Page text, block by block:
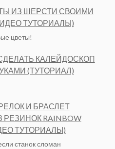
ИЗ ШЕРСТИ СВОИМИ
ТУТОРИАЛЫ)
цветы!
КАЛЕЙДОСКОП
(ТУТОРИАЛ)
И БРАСЛЕТ
RAINBOW
ТУТОРИАЛЫ)
станок сломан